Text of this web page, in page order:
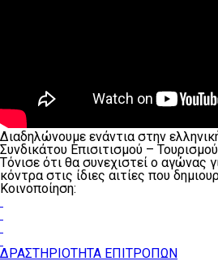
Διαδηλώνουμε ενάντια στην
Συνδικάτου Επισιτισμού –
Τόνισε ότι θα συνεχιστεί ο αγώνας
κόντρα στις ίδιες αιτίες που
Κοινοποίηση:
ΔΡΑΣΤΗΡΙΟΤΗΤΑ ΕΠΙΤΡΟΠΩΝ